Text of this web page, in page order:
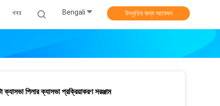
খবর Bengali উদ্ধৃতির জন্য আবেদন
ক্যাসভা পিলার ক্যাসভা প্রক্রিয়াকরণ সরঞ্জাম